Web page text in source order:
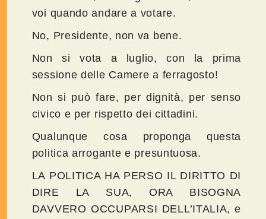
voi quando andare a votare.
No, Presidente, non va bene.
Non si vota a luglio, con la prima
sessione delle Camere a ferragosto!
Non si può fare, per dignità, per senso
civico e per rispetto dei cittadini.
Qualunque cosa proponga questa
politica arrogante e presuntuosa.
LA POLITICA HA PERSO IL DIRITTO DI
DIRE LA SUA, ORA BISOGNA
DAVVERO OCCUPARSI DELL’ITALIA, e